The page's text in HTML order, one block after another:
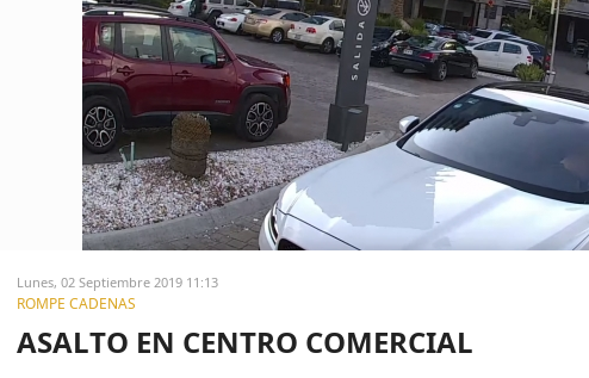
Lunes, 02 Septiembre 2019 11:13
ROMPE CADENAS
ASALTO EN CENTRO COMERCIAL